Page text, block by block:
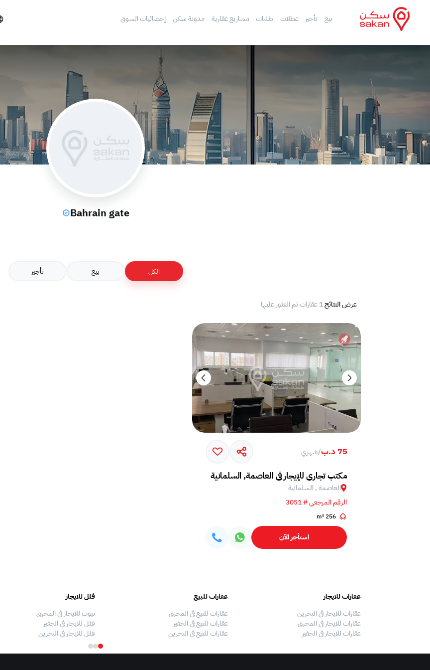
بيع تأجير عطلات طلبات مشاريع عقارية مدونة سكن إحصائيات السوق
Bahrain gate
الكل بيع تأجير
عرض النتائج1 عقارات تم العثور عليها
75 د.ب /شهري
مكتب تجاري للإيجار في العاصمة, السلمانية
العاصمة , السلمانية
الرقم المرجعي # 3051
256 m²
استأجر الآن
عقارات للايجار
عقارات للايجار في البحرين
عقارات للايجار في المحرق
عقارات للايجار في الجفير
عقارات للبيع
عقارات للبيع في المحرق
عقارات للبيع في الجفير
عقارات للبيع في البحرين
فلل للايجار
بيوت للايجار في المحرق
فلل للايجار في الجفير
فلل للايجار في البحرين